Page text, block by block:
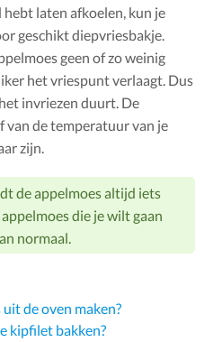
hebt laten afkoelen, kun je
geschikt diepvriesbakje.
geen of zo weinig
het vriespunt verlaagt. Dus
invriezen duurt. De
van de temperatuur van je
zijn.
de appelmoes altijd iets
die je wilt gaan
normaal.
de oven maken?
kipfilet bakken?